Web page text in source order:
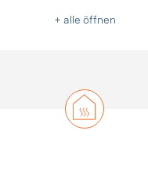
+ alle öffnen